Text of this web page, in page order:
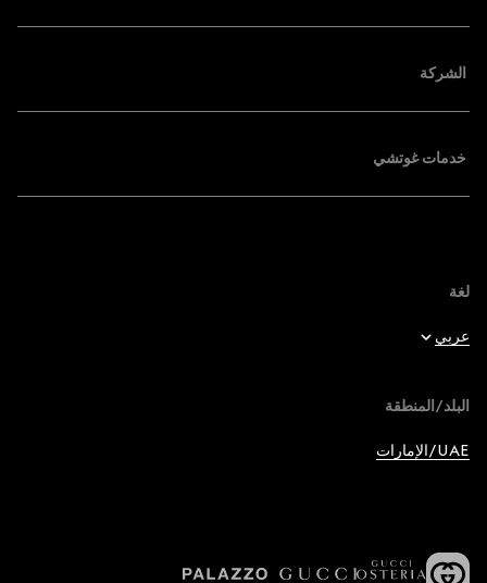
الشركة
خدمات غوتشي
لغة
عربي
عربي
Deutsch
البلد/المنطقة
UAE/الإمارات